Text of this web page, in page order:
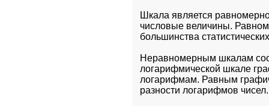
Шкала является
числовые величины.
большинства
Неравномерным шкалам
логарифмической шкале
логарифмам. Равным
разности логарифмов чисел.